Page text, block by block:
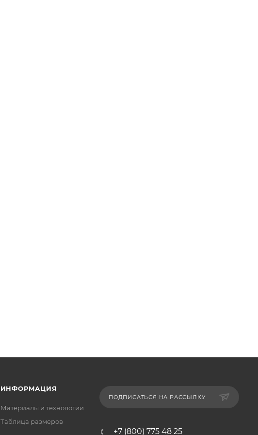
ИНФОРМАЦИЯ
Материалы и технологии
Таблица размеров
ПОДПИСАТЬСЯ НА РАССЫЛКУ
+7 (800) 775 48 25